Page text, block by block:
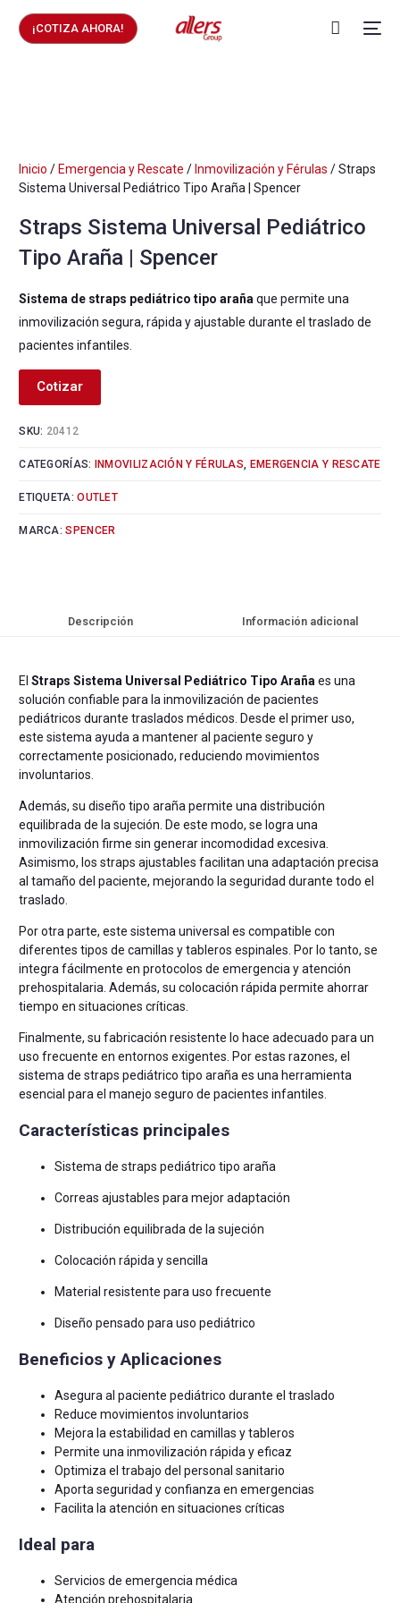
¡COTIZA AHORA!
Inicio / Emergencia y Rescate / Inmovilización y Férulas / Straps
Sistema Universal Pediátrico Tipo Araña | Spencer
Straps Sistema Universal Pediátrico
Tipo Araña | Spencer
Sistema de straps pediátrico tipo araña que permite una
inmovilización segura, rápida y ajustable durante el traslado de
pacientes infantiles.
Cotizar
SKU: 20412
CATEGORÍAS: INMOVILIZACIÓN Y FÉRULAS, EMERGENCIA Y RESCATE
ETIQUETA:OUTLET
MARCA:SPENCER
Descripción Información adicional
ElStraps Sistema Universal Pediátrico Tipo Araña es una
solución confiable para la inmovilización de pacientes
pediátricos durante traslados médicos. Desde el primer uso,
este sistema ayuda a mantener al paciente seguro y
correctamente posicionado, reduciendo movimientos
involuntarios.
Además, su diseño tipo araña permite una distribución
equilibrada de la sujeción. De este modo, se logra una
inmovilización firme sin generar incomodidad excesiva.
Asimismo, los straps ajustables facilitan una adaptación precisa
al tamaño del paciente, mejorando la seguridad durante todo el
traslado.
Por otra parte, este sistema universal es compatible con
diferentes tipos de camillas y tableros espinales. Por lo tanto, se
integra fácilmente en protocolos de emergencia y atención
prehospitalaria. Además, su colocación rápida permite ahorrar
tiempo en situaciones críticas.
Finalmente, su fabricación resistente lo hace adecuado para un
uso frecuente en entornos exigentes. Por estas razones, el
sistema de straps pediátrico tipo araña es una herramienta
esencial para el manejo seguro de pacientes infantiles.
Características principales
Sistema de straps pediátrico tipo araña
Correas ajustables para mejor adaptación
Distribución equilibrada de la sujeción
Colocación rápida y sencilla
Material resistente para uso frecuente
Diseño pensado para uso pediátrico
Beneficios y Aplicaciones
Asegura al paciente pediátrico durante el traslado
Reduce movimientos involuntarios
Mejora la estabilidad en camillas y tableros
Permite una inmovilización rápida y eficaz
Optimiza el trabajo del personal sanitario
Aporta seguridad y confianza en emergencias
Facilita la atención en situaciones críticas
Ideal para
Servicios de emergencia médica
Atención prehospitalaria